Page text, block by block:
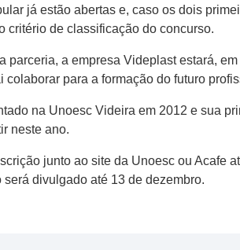
já estão abertas e, caso os dois
critério de classificação do concurso.
parceria, a empresa Videplast estará,
para a formação do futuro
na Unoesc Videira em 2012 e sua
neste ano.
junto ao site da Unoesc ou Acafe
divulgado até 13 de dezembro.